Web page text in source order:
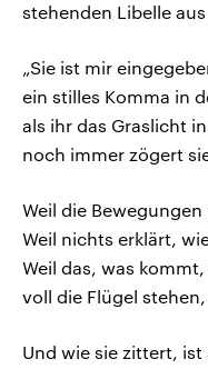
stehenden Libelle
„Sie ist mir
ein stilles Komma in
als ihr das Graslicht
noch immer zögert
Weil die
Weil nichts erklärt,
Weil das, was
voll die Flügel
Und wie sie zittert,